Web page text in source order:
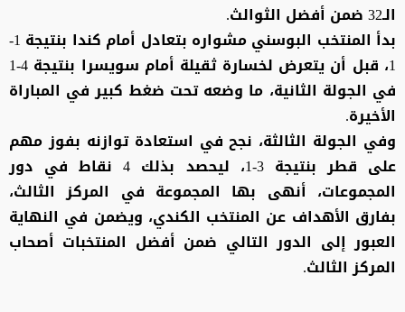
الـ32 ضمن أفضل الثوالث.
بدأ المنتخب البوسني مشواره بتعادل أمام كندا بنتيجة 1-
1، قبل أن يتعرض لخسارة ثقيلة أمام سويسرا بنتيجة 4-1
في الجولة الثانية، ما وضعه تحت ضغط كبير في المباراة
الأخيرة.
وفي الجولة الثالثة، نجح في استعادة توازنه بفوز مهم
على قطر بنتيجة 3-1، ليحصد بذلك 4 نقاط في دور
المجموعات، أنهى بها المجموعة في المركز الثالث،
بفارق الأهداف عن المنتخب الكندي، ويضمن في النهاية
العبور إلى الدور التالي ضمن أفضل المنتخبات أصحاب
المركز الثالث.